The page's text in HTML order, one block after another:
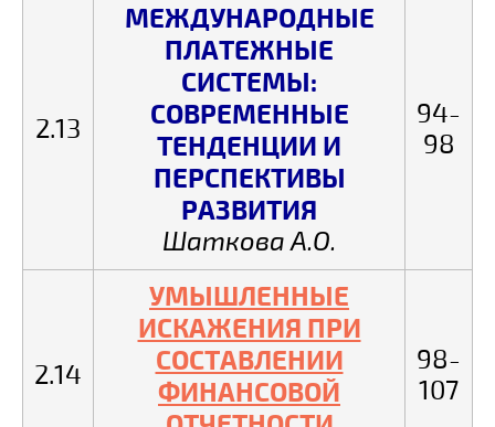
2.13
МЕЖДУНАРОДНЫЕ
ПЛАТЕЖНЫЕ
СИСТЕМЫ:
СОВРЕМЕННЫЕ
ТЕНДЕНЦИИ И
ПЕРСПЕКТИВЫ
РАЗВИТИЯ
Шаткова А.О.
94-
98
2.14
УМЫШЛЕННЫЕ
ИСКАЖЕНИЯ ПРИ
СОСТАВЛЕНИИ
ФИНАНСОВОЙ
98-
107